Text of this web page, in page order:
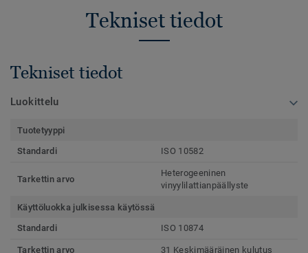
Tekniset tiedot
Tekniset tiedot
Luokittelu
Tuotetyyppi
Standardi
ISO 10582
Tarkettin arvo
Heterogeeninen
vinyylilattianpäällyste
Käyttöluokka julkisessa käytössä
Standardi
ISO 10874
Tarkettin arvo 31 Keskimääräinen kulutus